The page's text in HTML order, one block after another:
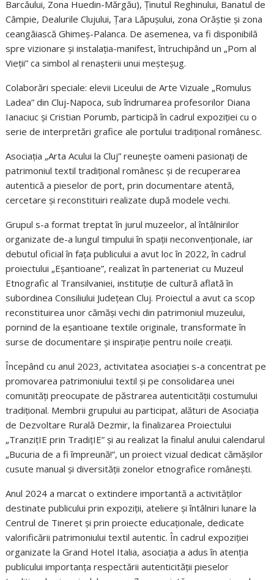
Barcăului, Zona Huedin-Mărgău), Ținutul Reghinului, Banatul de
Câmpie, Dealurile Clujului, Țara Lăpușului, zona Orăștie și zona
ceangăiască Ghimeș-Palanca. De asemenea, va fi disponibilă
spre vizionare și instalația-manifest, întruchipând un „Pom al
Vieții” ca simbol al renașterii unui meșteșug.
Colaborări speciale: elevii Liceului de Arte Vizuale „Romulus
Ladea” din Cluj-Napoca, sub îndrumarea profesorilor Diana
Ianaciuc și Cristian Porumb, participă în cadrul expoziției cu o
serie de interpretări grafice ale portului tradițional românesc.
Asociația „Arta Acului la Cluj” reunește oameni pasionați de
patrimoniul textil tradițional românesc și de recuperarea
autentică a pieselor de port, prin documentare atentă,
cercetare și reconstituiri realizate după modele vechi.
Grupul s-a format treptat în jurul muzeelor, al întâlnirilor
organizate de-a lungul timpului în spații neconvenționale, iar
debutul oficial în fața publicului a avut loc în 2022, în cadrul
proiectului „Eșantioane”, realizat în parteneriat cu Muzeul
Etnografic al Transilvaniei, instituție de cultură aflată în
subordinea Consiliului Județean Cluj. Proiectul a avut ca scop
reconstituirea unor cămăși vechi din patrimoniul muzeului,
pornind de la eșantioane textile originale, transformate în
surse de documentare și inspirație pentru noile creații.
Începând cu anul 2023, activitatea asociației s-a concentrat pe
promovarea patrimoniului textil și pe consolidarea unei
comunități preocupate de păstrarea autenticității costumului
tradițional. Membrii grupului au participat, alături de Asociația
de Dezvoltare Rurală Dezmir, la finalizarea Proiectului
„TranzițIE prin TradițIE” și au realizat la finalul anului calendarul
„Bucuria de a fi împreună!”, un proiect vizual dedicat cămășilor
cusute manual și diversității zonelor etnografice românești.
Anul 2024 a marcat o extindere importantă a activităților
destinate publicului prin expoziții, ateliere și întâlniri lunare la
Centrul de Tineret și prin proiecte educaționale, dedicate
valorificării patrimoniului textil autentic. În cadrul expoziției
organizate la Grand Hotel Italia, asociația a adus în atenția
publicului importanța respectării autenticității pieselor